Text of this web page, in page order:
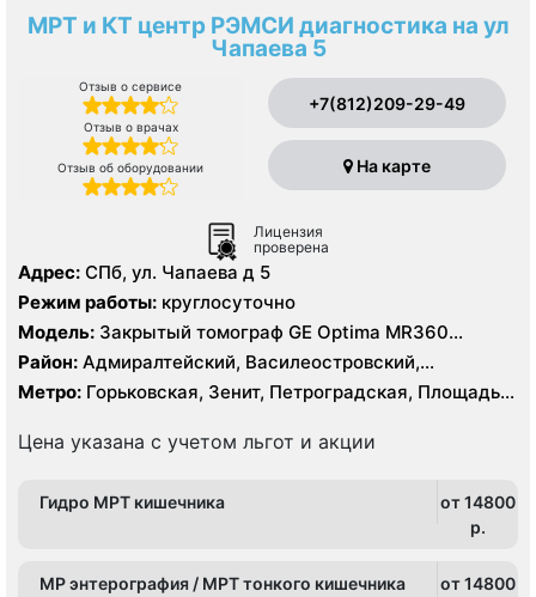
МРТ и КТ центр РЭМСИ диагностика на ул
Чапаева 5
Отзыв о сервисе
Отзыв о врачах
Отзыв об оборудовании
+7(812)209-29-49
На карте
Лицензия
проверена
Адрес: СПб, ул. Чапаева д 5
Режим работы: круглосуточно
Модель: Закрытый томограф GE Optima MR360
Advance 1.5 Тесла, КТ GE Optima 660 64 среза
Район: Адмиралтейский, Василеостровский,
Петроградский, Приморский , Центральный
Метро: Горьковская, Зенит, Петроградская, Площадь
Цена указана с учетом льгот и акции
Гидро МРТ кишечника
от 14800
p.
МР энтерография / МРТ тонкого кишечника
от 14800